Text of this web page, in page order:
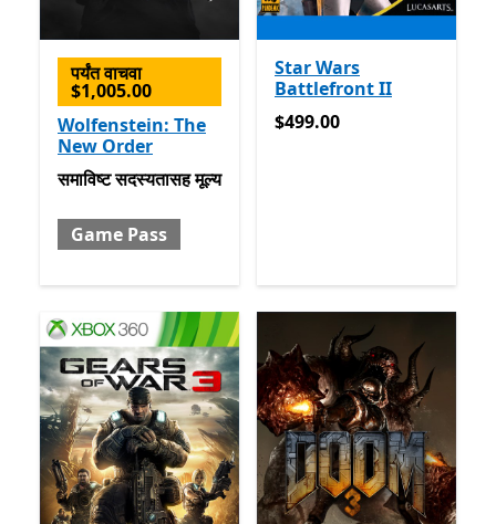
पर्यंत वाचवा
$1,005.00
Wolfenstein: The
New Order
समाविष्ट सदस्यतासह मूल्य Game Pass
समाविष्टसदस्यतासह मूल्य
Game Pass
Star Wars
Battlefront II
$499.00
$499.00